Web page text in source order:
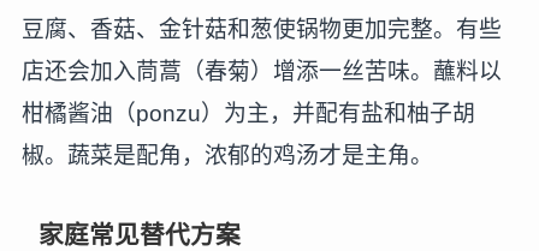
豆腐、香菇、金针菇和葱使锅物更加完整。有些
店还会加入茼蒿（春菊）增添一丝苦味。蘸料以
柑橘酱油（ponzu）为主，并配有盐和柚子胡
椒。蔬菜是配角，浓郁的鸡汤才是主角。
家庭常见替代方案